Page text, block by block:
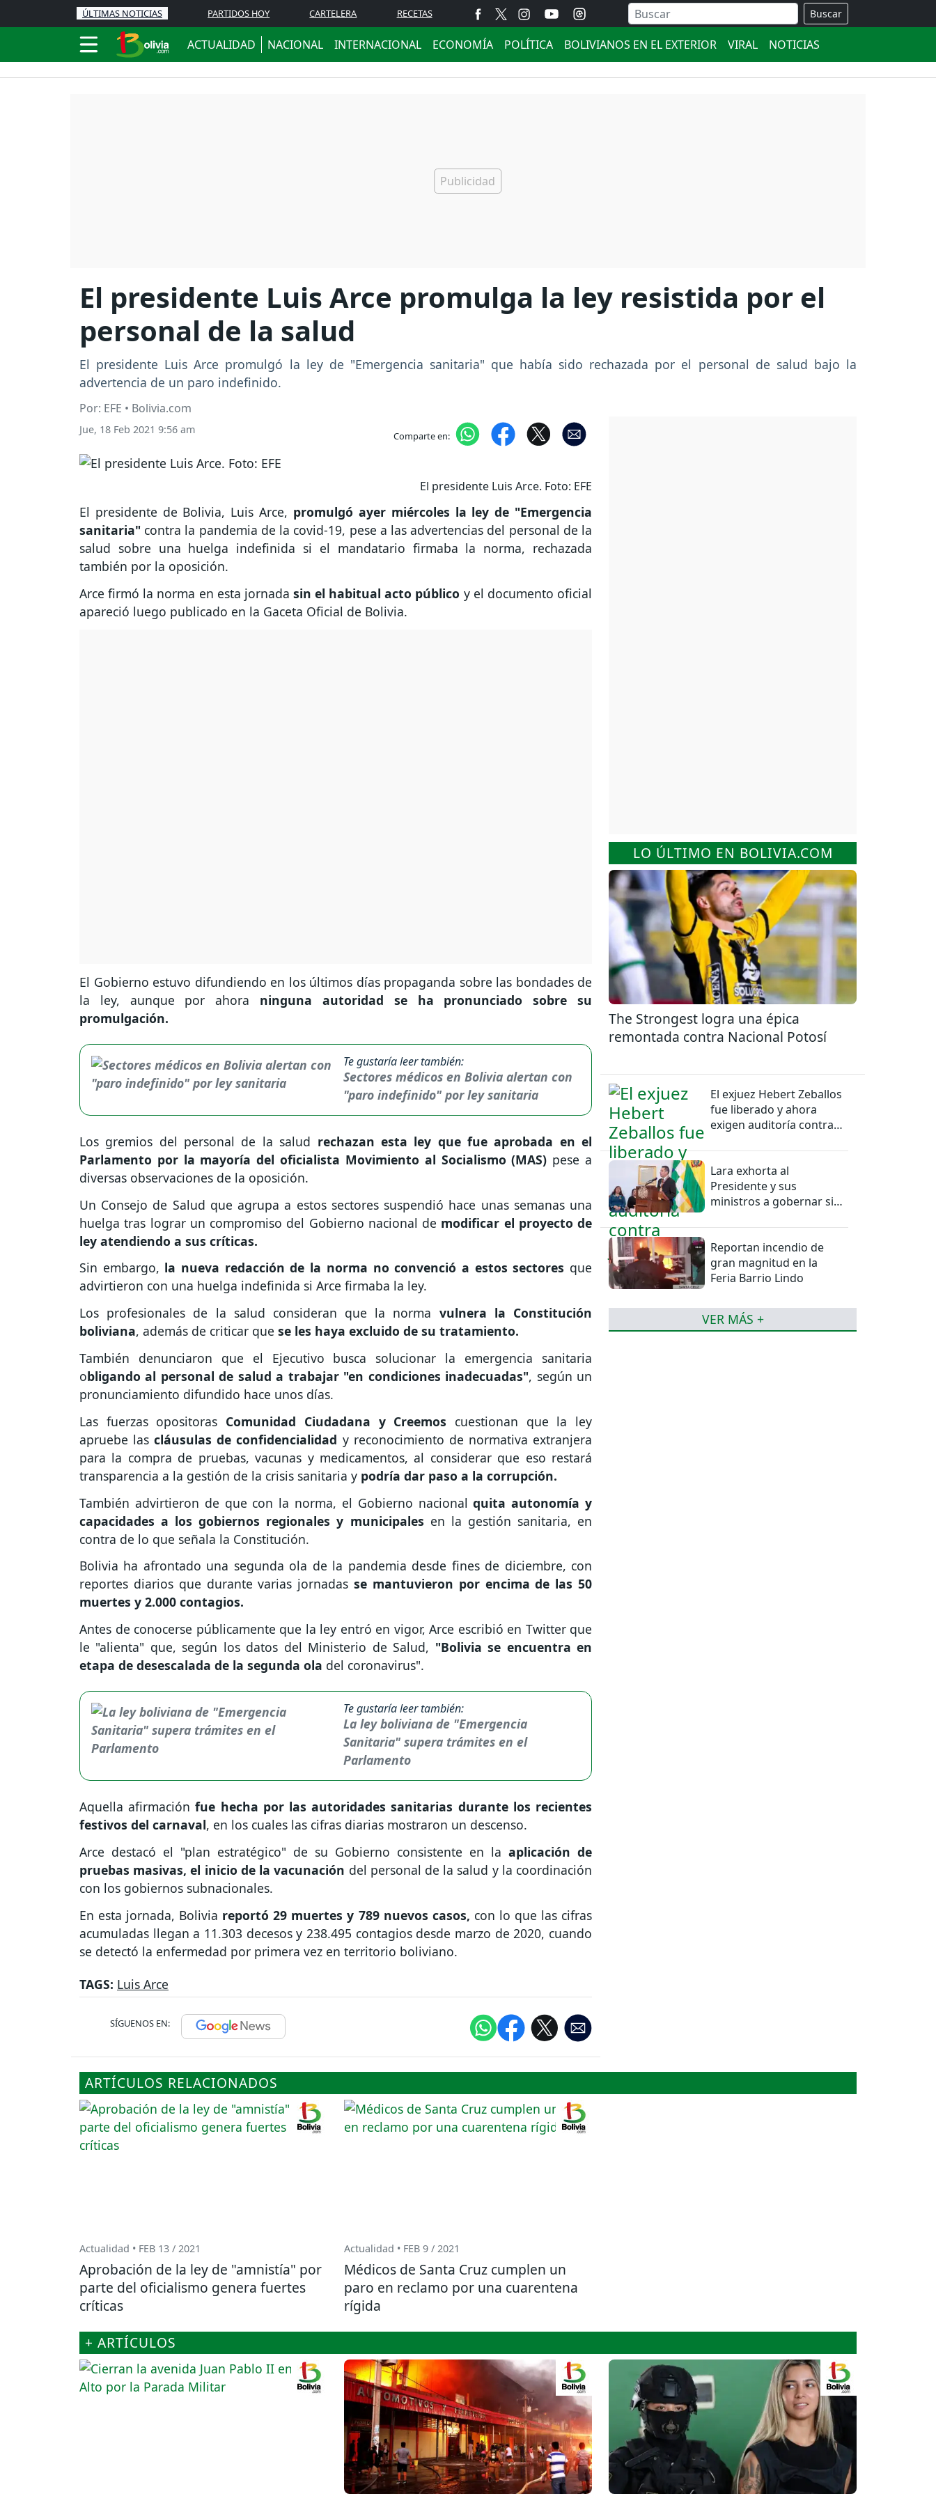
ÚLTIMAS NOTICIAS PARTIDOS HOY CARTELERA RECETAS Buscar
ACTUALIDAD NACIONAL INTERNACIONAL ECONOMÍA POLÍTICA BOLIVIANOS EN EL EXTERIOR VIRAL NOTICIAS
El presidente Luis Arce promulga la ley resistida por el
personal de la salud
El presidente Luis Arce promulgó la ley de "Emergencia sanitaria" que había sido rechazada por el personal de salud bajo la
advertencia de un paro indefinido.
Por: EFE • Bolivia.com
Jue, 18 Feb 2021 9:56 am Comparte en:
El presidente Luis Arce. Foto: EFE
El presidente de Bolivia, Luis Arce, promulgó ayer miércoles la ley de "Emergencia
sanitaria" contra la pandemia de la covid-19, pese a las advertencias del personal de la
salud sobre una huelga indefinida si el mandatario firmaba la norma, rechazada
también por la oposición.
Arce firmó la norma en esta jornada sin el habitual acto público y el documento oficial
apareció luego publicado en la Gaceta Oficial de Bolivia.
El Gobierno estuvo difundiendo en los últimos días propaganda sobre las bondades de
la ley, aunque por ahora ninguna autoridad se ha pronunciado sobre su
promulgación.
Te gustaría leer también:
Sectores médicos en Bolivia alertan con
"paro indefinido" por ley sanitaria
Los gremios del personal de la salud rechazan esta ley que fue aprobada en el
Parlamento por la mayoría del oficialista Movimiento al Socialismo (MAS) pese a
diversas observaciones de la oposición.
Un Consejo de Salud que agrupa a estos sectores suspendió hace unas semanas una
huelga tras lograr un compromiso del Gobierno nacional de modificar el proyecto de
ley atendiendo a sus críticas.
Sin embargo, la nueva redacción de la norma no convenció a estos sectores que
advirtieron con una huelga indefinida si Arce firmaba la ley.
Los profesionales de la salud consideran que la norma vulnera la Constitución
boliviana, además de criticar que se les haya excluido de su tratamiento.
También denunciaron que el Ejecutivo busca solucionar la emergencia sanitaria
obligando al personal de salud a trabajar "en condiciones inadecuadas", según un
pronunciamiento difundido hace unos días.
Las fuerzas opositoras Comunidad Ciudadana y Creemos cuestionan que la ley
apruebe lascláusulas de confidencialidad y reconocimiento de normativa extranjera
para la compra de pruebas, vacunas y medicamentos, al considerar que eso restará
transparencia a la gestión de la crisis sanitaria y podría dar paso a la corrupción.
También advirtieron de que con la norma, el Gobierno nacionalquita autonomía y
capacidades a los gobiernos regionales y municipales en la gestión sanitaria, en
contra de lo que señala la Constitución.
Bolivia ha afrontado una segunda ola de la pandemia desde fines de diciembre, con
reportes diarios que durante varias jornadas se mantuvieron por encima de las 50
muertes y 2.000 contagios.
Antes de conocerse públicamente que la ley entró en vigor, Arce escribió en Twitter que
le "alienta" que, según los datos del Ministerio de Salud, "Bolivia se encuentra en
etapa de desescalada de la segunda ola del coronavirus".
Te gustaría leer también:
La ley boliviana de "Emergencia
Sanitaria" supera trámites en el
Parlamento
Aquella afirmación fue hecha por las autoridades sanitarias durante los recientes
festivos del carnaval, en los cuales las cifras diarias mostraron un descenso.
Arce destacó el "plan estratégico" de su Gobierno consistente en la aplicación de
pruebas masivas, el inicio de la vacunación del personal de la salud y la coordinación
con los gobiernos subnacionales.
En esta jornada, Bolivia reportó 29 muertes y 789 nuevos casos, con lo que las cifras
acumuladas llegan a 11.303 decesos y 238.495 contagios desde marzo de 2020, cuando
se detectó la enfermedad por primera vez en territorio boliviano.
TAGS: Luis Arce
SÍGUENOS EN:
LO ÚLTIMO EN BOLIVIA.COM
The Strongest logra una épica
remontada contra Nacional Potosí
El exjuez Hebert Zeballos
fue liberado y ahora
exigen auditoría contra
Lara exhorta al
Presidente y sus
ministros a gobernar sin
Reportan incendio de
gran magnitud en la
Feria Barrio Lindo
VER MÁS +
ARTÍCULOS RELACIONADOS
Actualidad • FEB 13 / 2021
Aprobación de la ley de "amnistía" por
parte del oficialismo genera fuertes
críticas
Actualidad • FEB 9 / 2021
Médicos de Santa Cruz cumplen un
paro en reclamo por una cuarentena
rígida
+ ARTÍCULOS